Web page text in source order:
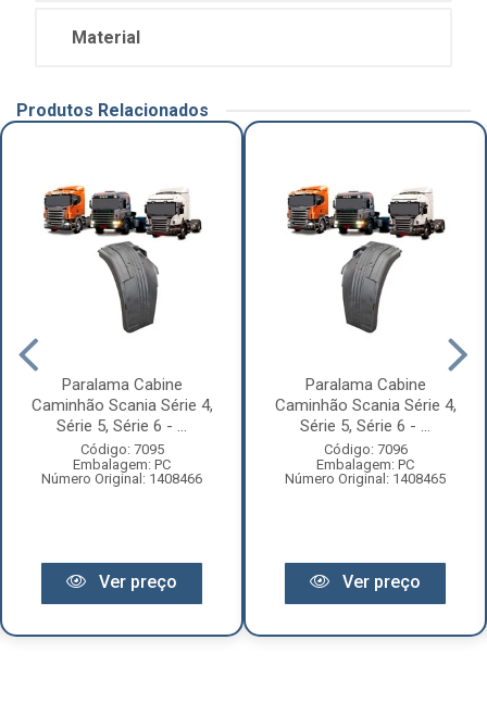
Material
Produtos Relacionados
Paralama Cabine
Caminhão Scania Série 4,
Série 5, Série 6 - ...
Código: 7095
Embalagem: PC
Número Original: 1408466
Ver preço
Paralama Cabine
Caminhão Scania Série 4,
Série 5, Série 6 - ...
Código: 7096
Embalagem: PC
Número Original: 1408465
Ver preço